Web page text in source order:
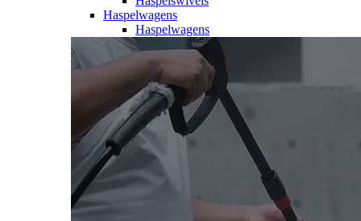
Haspelwagens
Haspelwagens